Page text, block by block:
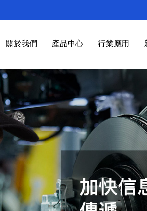
關於我們 產品中心 行業應用